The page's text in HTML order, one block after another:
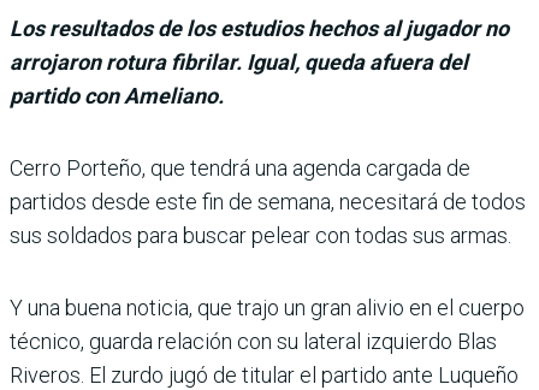
Los resultados de los estudios hechos al jugador no
arrojaron rotura fibrilar. Igual, queda afuera del
partido con Ameliano.
Cerro Porteño, que tendrá una agenda cargada de
partidos desde este fin de semana, necesitará de todos
sus sol­dados para buscar pelear con todas sus armas.
Y una buena noticia, que trajo un gran alivio en el cuerpo
técnico, guarda rela­ción con su lateral izquierdo Blas
Riveros. El zurdo jugó de titular el partido ante Luqueño